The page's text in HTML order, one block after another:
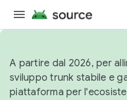
A partire dal 2026, per
sviluppo trunk stabile e
piattaforma per